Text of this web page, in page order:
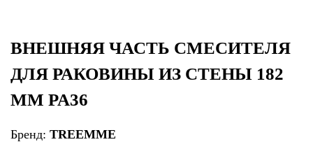
ВНЕШНЯЯ ЧАСТЬ СМЕСИТЕЛЯ
ДЛЯ РАКОВИНЫ ИЗ СТЕНЫ 182
ММ PA36
Бренд: TREEMME